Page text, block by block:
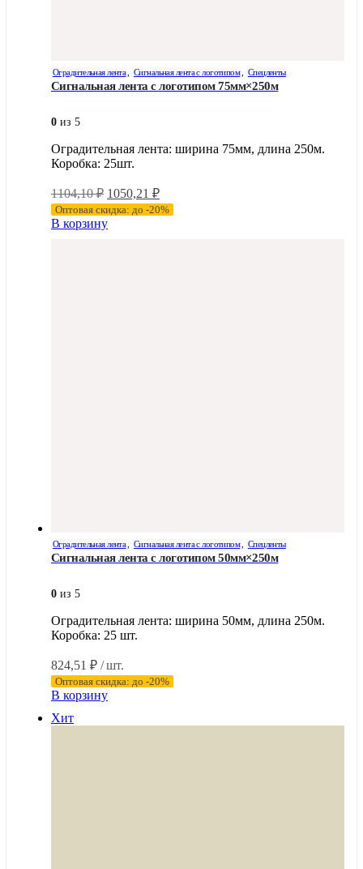
Оградительная лента, Сигнальная лента с логотипом, Спецленты
Сигнальная лента с логотипом 75мм×250м
0 из 5
Оградительная лента: ширина 75мм, длина 250м.
Коробка: 25шт.
1104,10₽ Первоначальная
цена
составляла
1050,21 ₽Текущая
цена:
Оптовая скидка: до -20%
В корзину
Оградительная лента, Сигнальная лента с логотипом, Спецленты
Сигнальная лента с логотипом 50мм×250м
0 из 5
Оградительная лента: ширина 50мм, длина 250м.
Коробка: 25 шт.
824,51 ₽ / шт.
Оптовая скидка: до -20%
В корзину
Хит